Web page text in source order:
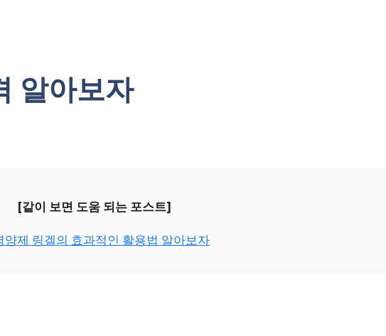
알아보자
[같이 보면 도움 되는 포스트]
제 링겔의 효과적인 활용법 알아보자